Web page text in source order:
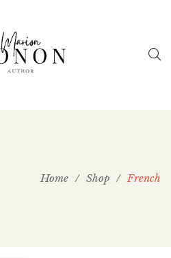
Home / Shop / French